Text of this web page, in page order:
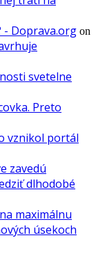
- Doprava.org on
svetelne
Preto
vznikol portál
zavedú
dlhodobé
maximálnu
úsekoch